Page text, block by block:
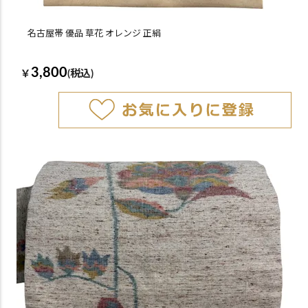
名古屋帯 優品 草花 オレンジ 正絹
￥ 3,800(税込)